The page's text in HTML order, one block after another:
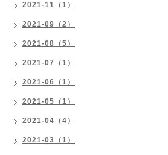
2021-11（1）
2021-09（2）
2021-08（5）
2021-07（1）
2021-06（1）
2021-05（1）
2021-04（4）
2021-03（1）